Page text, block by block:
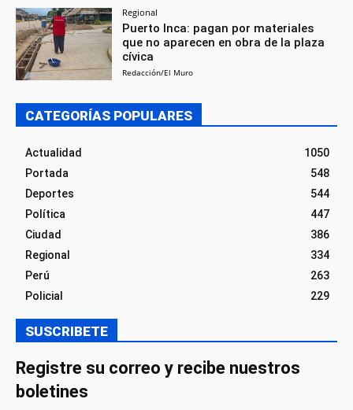
Regional
Puerto Inca: pagan por materiales
que no aparecen en obra de la plaza
cívica
Redacción/El Muro
CATEGORÍAS POPULARES
Actualidad
1050
Portada
548
Deportes
544
Política
447
Ciudad
386
Regional
334
Perú
263
Policial
229
SUSCRIBETE
Registre su correo y recibe nuestros
boletines